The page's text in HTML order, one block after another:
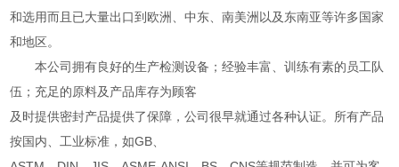
和选用而且已大量出口到欧洲、中东、南美洲以及东南亚等许多国家
和地区。
本公司拥有良好的生产检测设备；经验丰富、训练有素的员工队
伍；充足的原料及产品库存为顾客
及时提供密封产品提供了保障，公司很早就通过各种认证。所有产品
按国内、工业标准，如GB、